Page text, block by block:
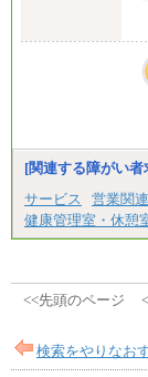
1
[関連する障がい
サービス
営業関連
健康管理室・休憩
<<先頭のページ
検索をやりなお